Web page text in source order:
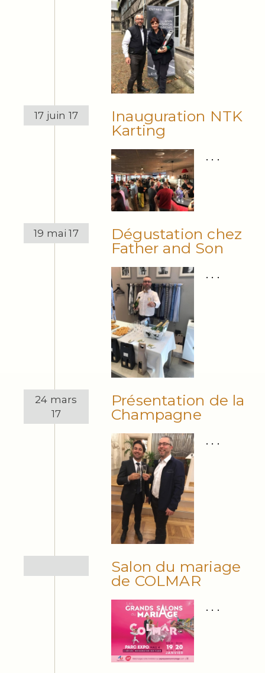
17 juin 17
Inauguration NTK
Karting
. . .
19 mai 17
Dégustation chez
Father and Son
. . .
24 mars
17
Présentation de la
Champagne
. . .
Salon du mariage
de COLMAR
. . .